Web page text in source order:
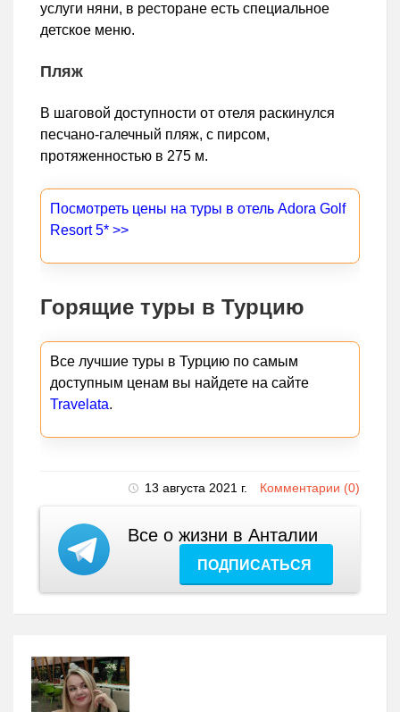
услуги няни, в ресторане есть специальное
детское меню.
Пляж
В шаговой доступности от отеля раскинулся
песчано-галечный пляж, с пирсом,
протяженностью в 275 м.
Посмотреть цены на туры в отель Adora Golf
Resort 5* >>
Горящие туры в Турцию
Все лучшие туры в Турцию по самым
доступным ценам вы найдете на сайте
Travelata.
13 августа 2021 г. Комментарии (0)
Все о жизни в Анталии
ПОДПИСАТЬСЯ